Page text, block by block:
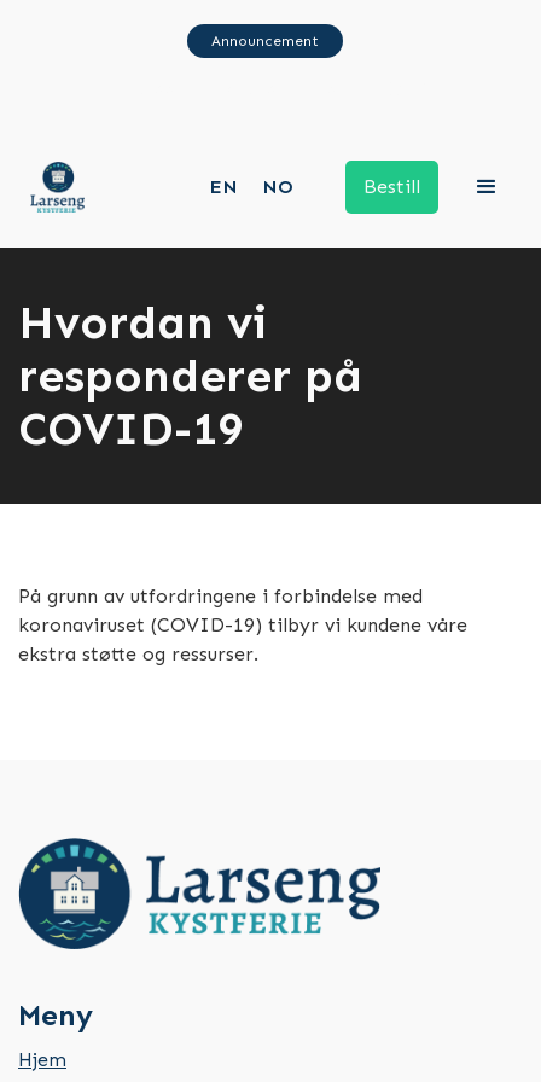
Announcement
EN NO Bestill
Hvordan vi
responderer på
COVID-19
På grunn av utfordringene i forbindelse med
koronaviruset (COVID-19) tilbyr vi kundene våre
ekstra støtte og ressurser.
Meny
Hjem